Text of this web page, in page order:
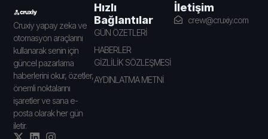
Cruxiy yapay zeka ve
otomasyon araçlarını
kullanarak senin için
güncel pazarlama
haberlerini okur, özetler,
önemli noktalarını
işaretler ve sana e-
posta olarak her gün
iletir.
Hızlı
Bağlantılar
GÜN ÖZETLERİ
HABERLER
GİZLİLİK SÖZLEŞMESİ
AYDINLATMA METNİ
İletişim
crew@cruxiy.com